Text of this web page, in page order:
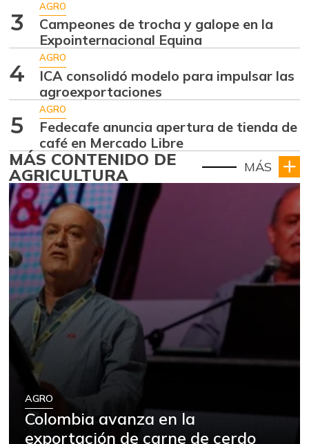
3
AGRO
Campeones de trocha y galope en la
Expointernacional Equina
4
AGRO
ICA consolidó modelo para impulsar las
agroexportaciones
5
AGRO
Fedecafe anuncia apertura de tienda de
café en Mercado Libre
MÁS CONTENIDO DE
AGRICULTURA MÁS
AGRO
Colombia avanza en la
exportación de carne de cerdo